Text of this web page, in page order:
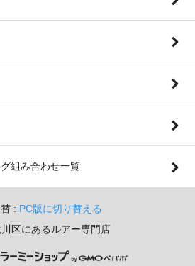
組み合わせ一覧
: PC版に切り替える
区にあるルアー専門店